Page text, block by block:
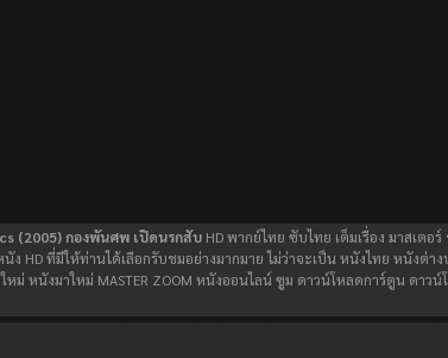
(2005) กองพันศพ เปิดนรกสับ HD พากย์ไทย ซับไทย เต็มเรื่อง มาสเต
HD ที่มีให้ท่านได้เลือกรับชมอย่างมากมาย ไม่ว่าจะเป็น หนังไทย หนังต่า
ม่ หนังมาใหม่ MASTER ZOOM หนังออนไลน์ ซูม ดาวน์โหลดการ์ตูน ดาว